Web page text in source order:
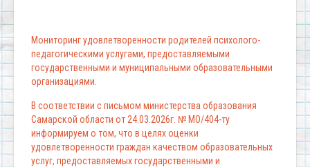
Мониторинг удовлетворенности родителей психолого-
педагогическими услугами, предоставляемыми
государственными и муниципальными образовательными
организациями.
В соответствии с письмом министерства образования
Самарской области от 24.03.2026г. № МО/404-ту
информируем о том, что в целях оценки
удовлетворенности граждан качеством образовательных
услуг, предоставляемых государственными и